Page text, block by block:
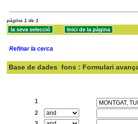
pàgina 1 de 1
Refinar la cerca
Base de dades fons : Formulari
1
2